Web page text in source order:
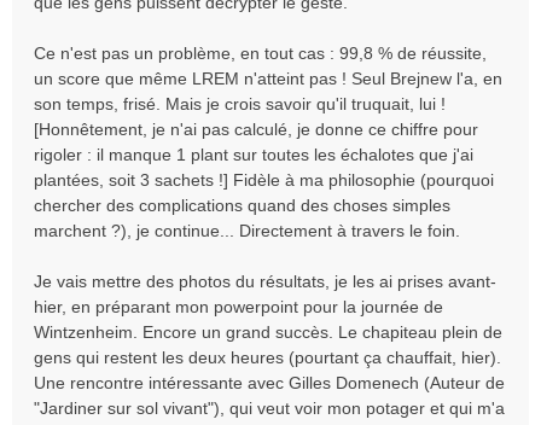
Ce n'est pas un problème, en tout cas : 99,8 % de réussite,
un score que même LREM n'atteint pas ! Seul Brejnew l'a, en
son temps, frisé. Mais je crois savoir qu'il truquait, lui !
[Honnêtement, je n'ai pas calculé, je donne ce chiffre pour
rigoler : il manque 1 plant sur toutes les échalotes que j'ai
plantées, soit 3 sachets !] Fidèle à ma philosophie (pourquoi
chercher des complications quand des choses simples
marchent ?), je continue... Directement à travers le foin.
Je vais mettre des photos du résultats, je les ai prises avant-
hier, en préparant mon powerpoint pour la journée de
Wintzenheim. Encore un grand succès. Le chapiteau plein de
gens qui restent les deux heures (pourtant ça chauffait, hier).
Une rencontre intéressante avec Gilles Domenech (Auteur de
"Jardiner sur sol vivant"), qui veut voir mon potager et qui m'a